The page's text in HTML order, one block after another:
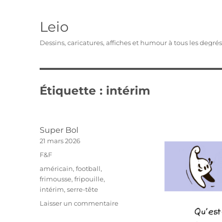
Leio
Dessins, caricatures, affiches et humour à tous les degrés
Étiquette : intérim
Super Bol
Publié
21 mars 2026
Catégories
F&F
Étiquettes
américain,football,
frimousse,fripouille,
intérim,serre-tête
Laisser un commentairesur